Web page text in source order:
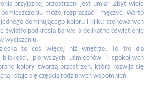
przyjaznej przestrzeni jest umiar. Zbyt wiele
może rozpraszać i męczyć. Warto
dominującego koloru i kilku stonowanych
światło podkreśla barwy, a delikatne oświetlenie
wyciszeniu.
to coś więcej niż wnętrze. To tło dla
pierwszych uśmiechów i spokojnych
kolory tworzą przestrzeń, która rozwija się
i staje się częścią rodzinnych wspomnień.